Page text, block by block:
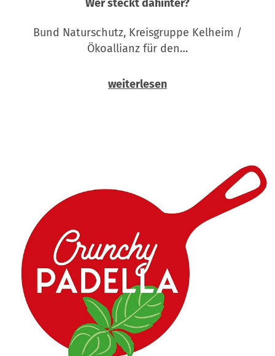
Wer steckt dahinter?
Bund Naturschutz, Kreisgruppe Kelheim /
Ökoallianz für den…
weiterlesen